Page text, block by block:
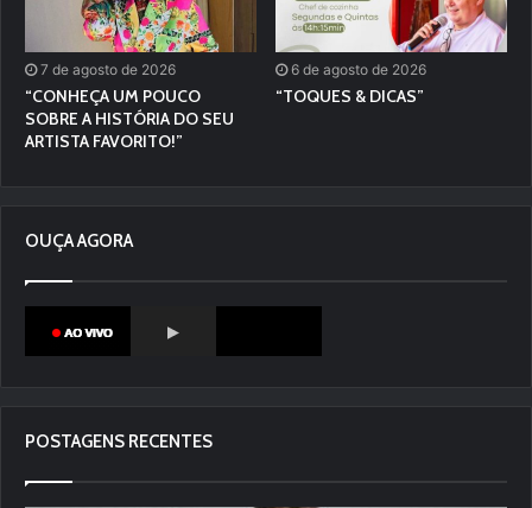
7 de agosto de 2026
“CONHEÇA UM POUCO
SOBRE A HISTÓRIA DO SEU
ARTISTA FAVORITO!”
6 de agosto de 2026
“TOQUES & DICAS”
OUÇA AGORA
POSTAGENS RECENTES